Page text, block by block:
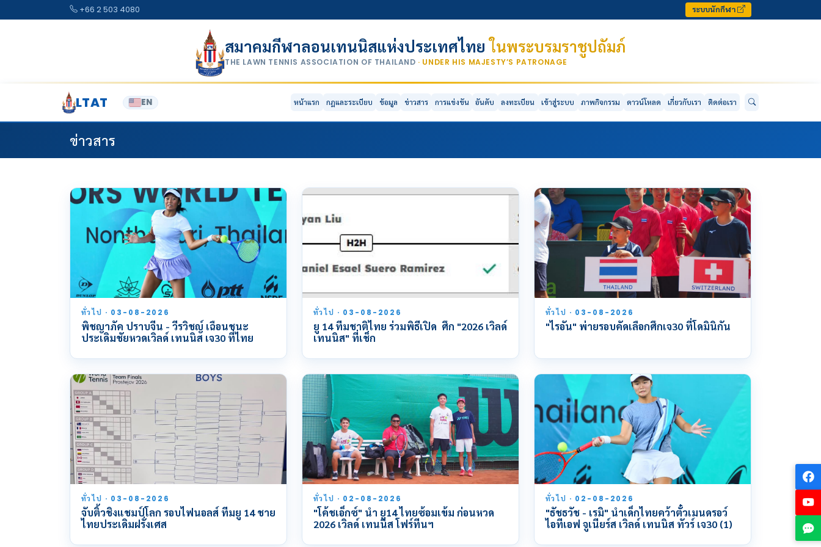
+66 2 503 4080 ระบบนักกีฬา
สมาคมกีฬาลอนเทนนิสแห่งประเทศไทยในพระบรมราชูปถัมภ์
THE LAWN TENNIS ASSOCIATION OF THAILAND · UNDER HIS MAJESTY’S PATRONAGE
LTAT EN หน้าแรก กฎและระเบียบ ข้อมูล ข่าวสาร การแข่งขัน อันดับ ลงทะเบียน เข้าสู่ระบบ ภาพกิจกรรม ดาวน์โหลด เกี่ยวกับเรา ติดต่อเรา
ข่าวสาร
ทั่วไป · 03-08-2026
พิชญาภัค ปราบจีน - วีรวิชญ์ เฉือนชนะ
ประเดิมชัยหวดเวิลด์ เทนนิส เจ30 ที่ไทย
ทั่วไป · 03-08-2026
ยู 14 ทีมชาติไทย ร่วมพิธีเปิด ศึก "2026 เวิลด์
เทนนิส" ที่เช็ก
ทั่วไป · 03-08-2026
"ไรอัน" พ่ายรอบคัดเลือกศึกเจ30 ที่โดมินิกัน
ทั่วไป · 03-08-2026
จับติ้วชิงแชมป์โลก รอบไฟนอลส์ ทีมยู 14 ชาย
ไทยประเดิมฝรั่งเศส
ทั่วไป · 02-08-2026
"โค้ชเอ็กซ์" นำ ยู14 ไทยซ้อมเข้ม ก่อนหวด
2026 เวิลด์ เทนนิส โฟร์ทีนฯ
ทั่วไป · 02-08-2026
"ธัชธวัช - เรมิ" นำเด็กไทยคว้าตั๋วเมนดรอว์
ไอทีเอฟ จูเนียร์ส เวิลด์ เทนนิส ทัวร์ เจ30 (1)